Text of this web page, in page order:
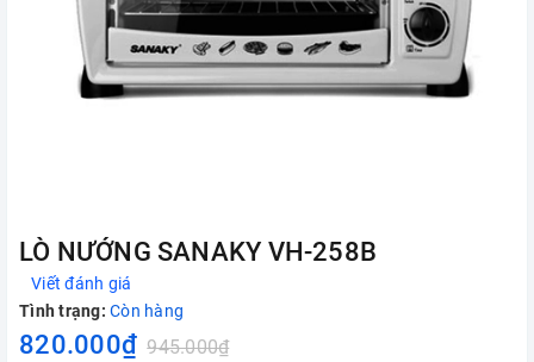
LÒ NƯỚNG SANAKY VH-258B
Viết đánh giá
Tình trạng: Còn hàng
820.000₫ 945.000₫